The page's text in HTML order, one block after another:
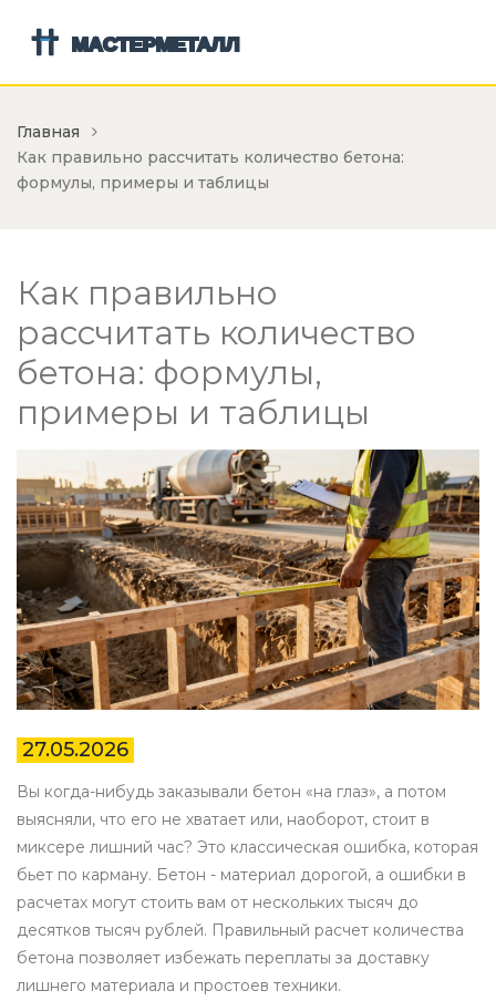
Главная
Как правильно рассчитать количество бетона:
формулы, примеры и таблицы
Как правильно
рассчитать количество
бетона: формулы,
примеры и таблицы
27.05.2026
Вы когда-нибудь заказывали бетон «на глаз», а потом
выясняли, что его не хватает или, наоборот, стоит в
миксере лишний час? Это классическая ошибка, которая
бьет по карману. Бетон - материал дорогой, а ошибки в
расчетах могут стоить вам от нескольких тысяч до
десятков тысяч рублей. Правильный расчет количества
бетона позволяет избежать переплаты за доставку
лишнего материала и простоев техники.